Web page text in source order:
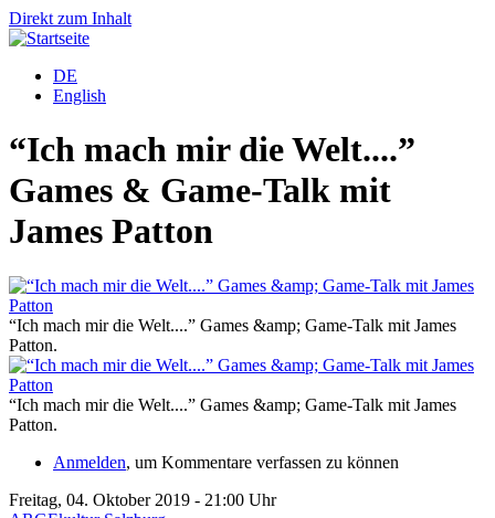
Direkt zum Inhalt
DE
English
“Ich mach mir die Welt....”
Games & Game-Talk mit
James Patton
“Ich mach mir die Welt....” Games &amp; Game-Talk mit James
Patton.
“Ich mach mir die Welt....” Games &amp; Game-Talk mit James
Patton.
Anmelden, um Kommentare verfassen zu können
Freitag, 04. Oktober 2019 - 21:00 Uhr